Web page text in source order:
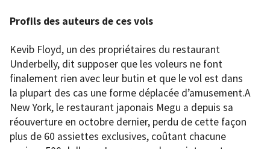
Profils des auteurs de ces vols
Kevib Floyd, un des propriétaires du restaurant
Underbelly, dit supposer que les voleurs ne font
finalement rien avec leur butin et que le vol est dans
la plupart des cas une forme déplacée d’amusement.A
New York, le restaurant japonais Megu a depuis sa
réouverture en octobre dernier, perdu de cette façon
plus de 60 assiettes exclusives, coûtant chacune